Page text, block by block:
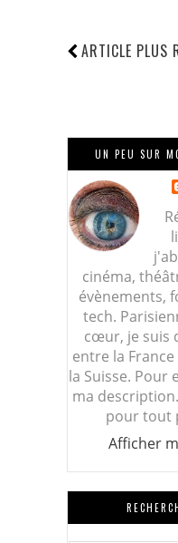
ARTICLE PLUS
UN PEU SUR
cinéma,
évènements,
tech.
cœur, je suis
entre la
la Suisse. Pour
ma
pour tout
Afficher